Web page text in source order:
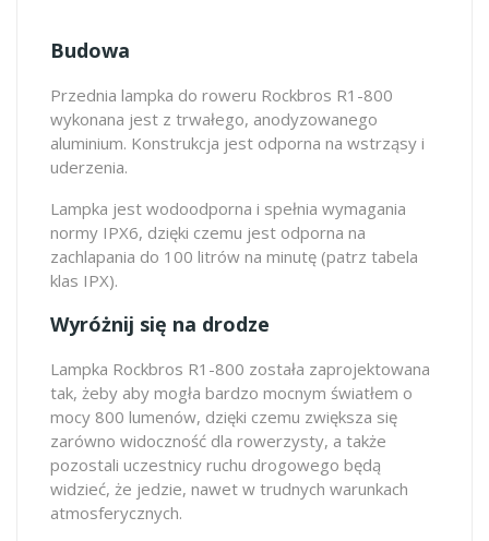
Budowa
Przednia lampka do roweru Rockbros R1-800
wykonana jest z trwałego, anodyzowanego
aluminium. Konstrukcja jest odporna na wstrząsy i
uderzenia.
Lampka jest wodoodporna i spełnia wymagania
normy IPX6, dzięki czemu jest odporna na
zachlapania do 100 litrów na minutę (patrz tabela
klas IPX).
Wyróżnij się na drodze
Lampka Rockbros R1-800 została zaprojektowana
tak, żeby aby mogła bardzo mocnym światłem o
mocy 800 lumenów, dzięki czemu zwiększa się
zarówno widoczność dla rowerzysty, a także
pozostali uczestnicy ruchu drogowego będą
widzieć, że jedzie, nawet w trudnych warunkach
atmosferycznych.